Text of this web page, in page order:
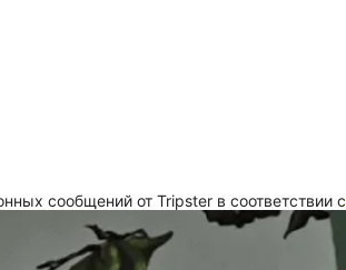
сообщений от Tripster в соответствии c